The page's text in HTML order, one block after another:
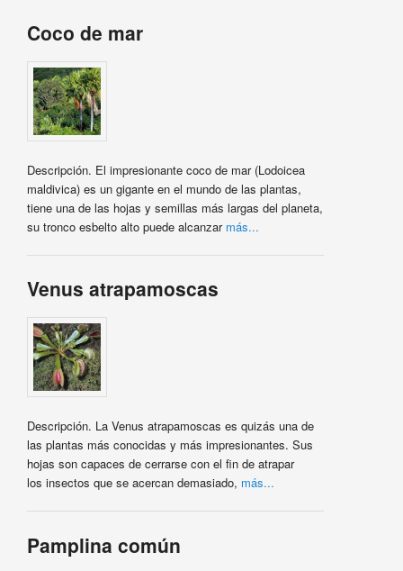
Coco de mar
Descripción. El impresionante coco de mar (Lodoicea
maldivica) es un gigante en el mundo de las plantas,
tiene una de las hojas y semillas más largas del planeta,
su tronco esbelto alto puede alcanzar más...
Venus atrapamoscas
Descripción. La Venus atrapamoscas es quizás una de
las plantas más conocidas y más impresionantes. Sus
hojas son capaces de cerrarse con el fin de atrapar
los insectos que se acercan demasiado, más...
Pamplina común